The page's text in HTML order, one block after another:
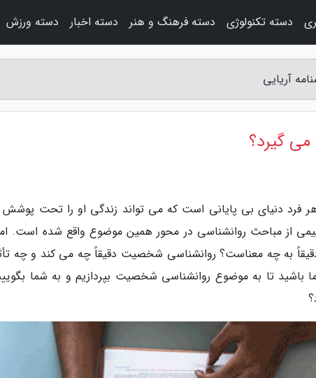
آریایی
گیرد؟
فرد دنیای بی پایانی است که می تواند زندگی او را تحت
مباحث روانشناسی در محور همین موضوع واقع شده است.
به چه معناست؟ روانشناسی شخصیت دقیقاً چه می کند و چه
باشید تا به موضوع روانشناسی شخصیت بپردازیم و به شما
دسته تکنولوژی دسته فرهنگ و هنر دسته اخبار دسته ورزش